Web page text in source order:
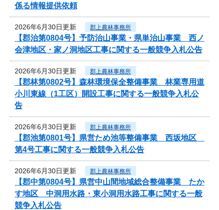
係る情報提供依頼
2026年6月30日更新 郡上農林事務所
【郡治第0804号】予防治山事業・県単治山事業 西ノ
会津地区・家ノ洞地区工事に関する一般競争入札公告
2026年6月30日更新 郡上農林事務所
【郡林第0802号】森林環境保全整備事業 林業専用道
小川東線（1工区）開設工事に関する一般競争入札公
告
2026年6月30日更新 郡上農林事務所
【郡池第0801号】県営ため池等整備事業 西坂地区
第4号工事に関する一般競争入札公告
2026年6月30日更新 郡上農林事務所
【郡中第0804号】県営中山間地域総合整備事業 たか
す地区 中洞用水路・東小洞用水路工事に関する一般
競争入札公告